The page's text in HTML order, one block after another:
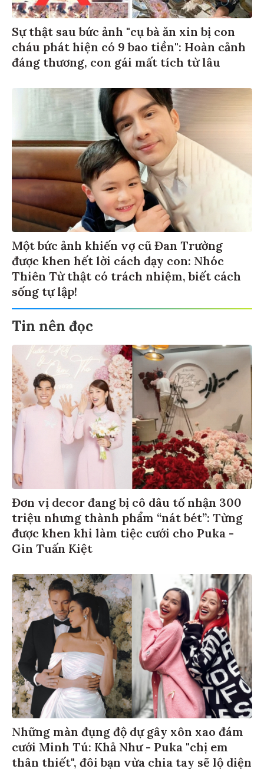
Sự thật sau bức ảnh "cụ bà ăn xin bị con
cháu phát hiện có 9 bao tiền": Hoàn cảnh
đáng thương, con gái mất tích từ lâu
Một bức ảnh khiến vợ cũ Đan Trường
được khen hết lời cách dạy con: Nhóc
Thiên Từ thật có trách nhiệm, biết cách
sống tự lập!
Tin nên đọc
Đơn vị decor đang bị cô dâu tố nhận 300
triệu nhưng thành phẩm “nát bét”: Từng
được khen khi làm tiệc cưới cho Puka -
Gin Tuấn Kiệt
Những màn đụng độ dự gây xôn xao đám
cưới Minh Tú: Khả Như - Puka "chị em
thân thiết", đôi bạn vừa chia tay sẽ lộ diện